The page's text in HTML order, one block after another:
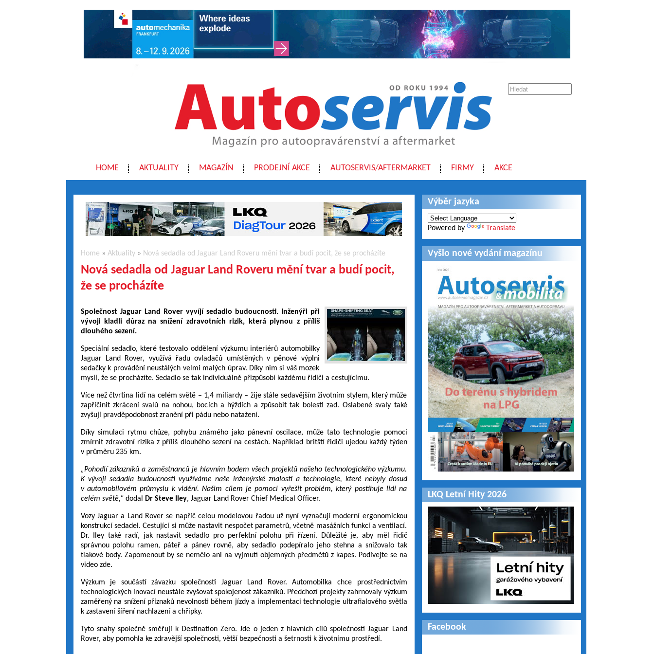
HOME AKTUALITY MAGAZÍN PRODEJNÍ AKCE AUTOSERVIS/AFTERMARKET FIRMY AKCE
Home » Aktuality» Nová sedadla od Jaguar Land Roveru mění tvar a budí pocit, že se procházíte
Nová sedadla od Jaguar Land Roveru mění tvar a budí pocit,
že se procházíte
Společnost Jaguar Land Rover vyvíjí sedadlo budoucnosti. Inženýři při
vývoji kladli důraz na snížení zdravotních rizik, která plynou z příliš
dlouhého sezení.
Speciální sedadlo, které testovalo oddělení výzkumu interiérů automobilky
Jaguar Land Rover, využívá řadu ovladačů umístěných v pěnové výplni
sedačky k provádění neustálých velmi malých úprav. Díky nim si váš mozek
myslí, že se procházíte. Sedadlo se tak individuálně přizpůsobí každému řidiči a cestujícímu.
Více než čtvrtina lidí na celém světě – 1,4 miliardy – žije stále sedavějším životním stylem, který může
zapříčinit zkrácení svalů na nohou, bocích a hýždích a způsobit tak bolesti zad. Oslabené svaly také
zvyšují pravděpodobnost zranění při pádu nebo natažení.
Díky simulaci rytmu chůze, pohybu známého jako pánevní oscilace, může tato technologie pomoci
zmírnit zdravotní rizika z příliš dlouhého sezení na cestách. Například britští řidiči ujedou každý týden
v průměru 235 km.
„Pohodlí zákazníků a zaměstnanců je hlavním bodem všech projektů našeho technologického výzkumu.
K vývoji sedadla budoucnosti využíváme naše inženýrské znalosti a technologie, které nebyly dosud
v automobilovém průmyslu k vidění. Našim cílem je pomoci vyřešit problém, který postihuje lidi na
celém světě,“ dodal Dr Steve Iley, Jaguar Land Rover Chief Medical Officer.
Vozy Jaguar a Land Rover se napříč celou modelovou řadou už nyní vyznačují moderní ergonomickou
konstrukcí sedadel. Cestující si může nastavit nespočet parametrů, včetně masážních funkcí a ventilací.
Dr. Iley také radí, jak nastavit sedadlo pro perfektní polohu při řízení. Důležité je, aby měl řidič
správnou polohu ramen, páteř a pánev rovně, aby sedadlo podepíralo jeho stehna a snižovalo tak
tlakové body. Zapomenout by se nemělo ani na vyjmutí objemných předmětů z kapes. Podívejte se na
video zde.
Výzkum je součástí závazku společnosti Jaguar Land Rover. Automobilka chce prostřednictvím
technologických inovací neustále zvyšovat spokojenost zákazníků. Předchozí projekty zahrnovaly výzkum
zaměřený na snížení příznaků nevolnosti během jízdy a implementaci technologie ultrafialového světla
k zastavení šíření nachlazení a chřipky.
Tyto snahy společně směřují k Destination Zero. Jde o jeden z hlavních cílů společnosti Jaguar Land
Rover, aby pomohla ke zdravější společnosti, větší bezpečnosti a šetrnosti k životnímu prostředí.
Výběr jazyka
Powered by Translate
Vyšlo nové vydání magazínu
LKQ Letní Hity 2026
Facebook